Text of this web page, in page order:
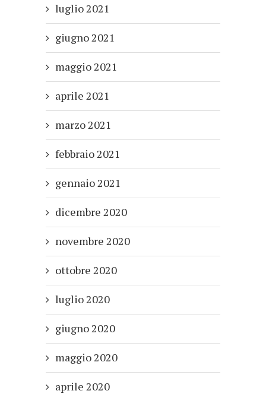
luglio 2021
giugno 2021
maggio 2021
aprile 2021
marzo 2021
febbraio 2021
gennaio 2021
dicembre 2020
novembre 2020
ottobre 2020
luglio 2020
giugno 2020
maggio 2020
aprile 2020